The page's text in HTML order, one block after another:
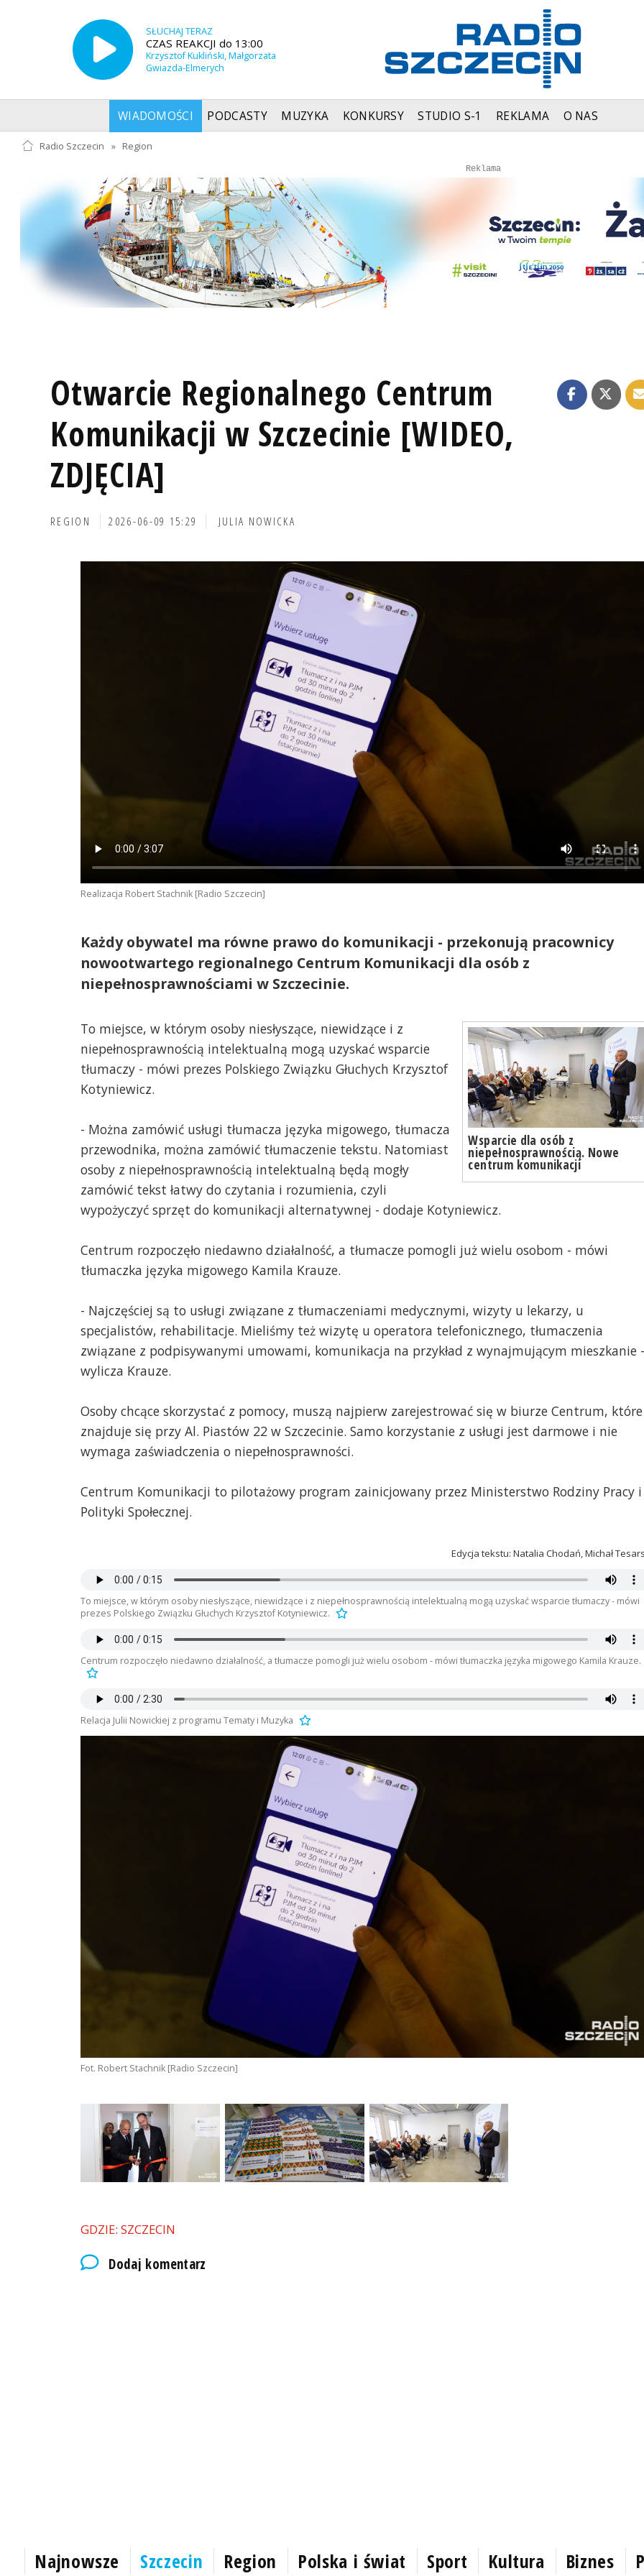
SŁUCHAJ TERAZ
CZAS REAKCJI do 13:00
Krzysztof Kukliński, Małgorzata
Gwiazda-Elmerych
WIADOMOŚCI PODCASTY MUZYKA KONKURSY STUDIO S-1 REKLAMA O NAS
Radio Szczecin » Region
Reklama
Autopromocja
Autopromocja
Otwarcie Regionalnego Centrum
Komunikacji w Szczecinie [WIDEO,
ZDJĘCIA]
REGION 2026-06-09 15:29 JULIA NOWICKA
Realizacja Robert Stachnik [Radio Szczecin]
Każdy obywatel ma równe prawo do komunikacji - przekonują pracownicy
nowootwartego regionalnego Centrum Komunikacji dla osób z
niepełnosprawnościami w Szczecinie.
Wsparcie dla osób z
niepełnosprawnością. Nowe
centrum komunikacji
To miejsce, w którym osoby niesłyszące, niewidzące i z
niepełnosprawnością intelektualną mogą uzyskać wsparcie
tłumaczy - mówi prezes Polskiego Związku Głuchych Krzysztof
Kotyniewicz.
- Można zamówić usługi tłumacza języka migowego, tłumacza
przewodnika, można zamówić tłumaczenie tekstu. Natomiast
osoby z niepełnosprawnością intelektualną będą mogły
zamówić tekst łatwy do czytania i rozumienia, czyli
wypożyczyć sprzęt do komunikacji alternatywnej - dodaje Kotyniewicz.
Centrum rozpoczęło niedawno działalność, a tłumacze pomogli już wielu osobom - mówi
tłumaczka języka migowego Kamila Krauze.
- Najczęściej są to usługi związane z tłumaczeniami medycznymi, wizyty u lekarzy, u
specjalistów, rehabilitacje. Mieliśmy też wizytę u operatora telefonicznego, tłumaczenia
związane z podpisywanymi umowami, komunikacja na przykład z wynajmującym mieszkanie -
wylicza Krauze.
Osoby chcące skorzystać z pomocy, muszą najpierw zarejestrować się w biurze Centrum, które
znajduje się przy Al. Piastów 22 w Szczecinie. Samo korzystanie z usługi jest darmowe i nie
wymaga zaświadczenia o niepełnosprawności.
Centrum Komunikacji to pilotażowy program zainicjowany przez Ministerstwo Rodziny Pracy i
Polityki Społecznej.
Edycja tekstu: Natalia Chodań, Michał
To miejsce, w którym osoby niesłyszące, niewidzące i z niepełnosprawnością intelektualną mogą uzyskać wsparcie tłumaczy - mówi
prezes Polskiego Związku Głuchych Krzysztof Kotyniewicz.
Centrum rozpoczęło niedawno działalność, a tłumacze pomogli już wielu osobom - mówi tłumaczka języka migowego Kamila Krauze.
Relacja Julii Nowickiej z programu Tematy i Muzyka
Fot. Robert Stachnik [Radio Szczecin]
GDZIE: SZCZECIN
Dodaj komentarz
Najnowsze Szczecin Region Polska i świat Sport Kultura Biznes